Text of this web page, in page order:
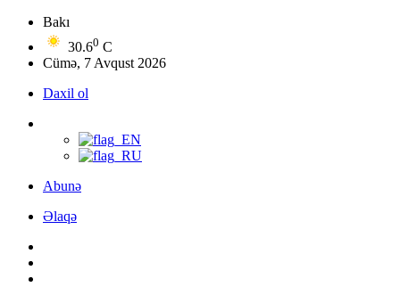
Bakı
30.60 C
Cümə, 7 Avqust 2026
Daxil ol
Abunə
Əlaqə